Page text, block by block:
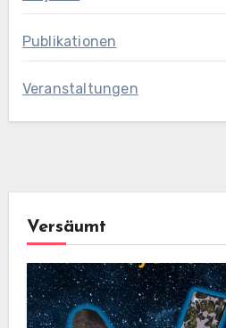
Publikationen
Veranstaltungen
Versäumt